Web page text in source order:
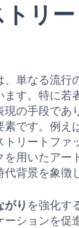
リ
単なる流行
す。特に若
現の手段であ
です。例え
リートファ
用いたアー
背景を象徴
がり を強化す
ーションを促